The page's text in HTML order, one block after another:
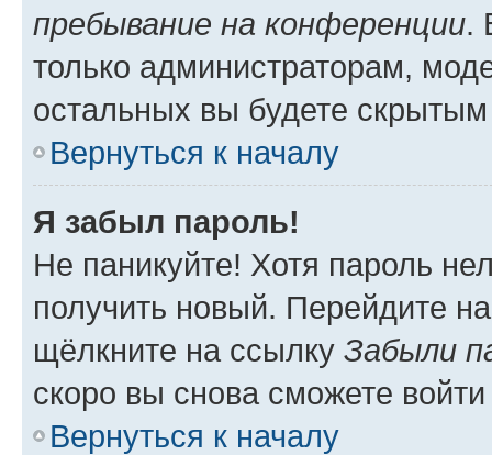
пребывание на конференции.
только администраторам,
остальных вы будете
Вернуться к началу
Я забыл пароль!
Не паникуйте! Хотя пароль
получить новый. Перейдите
щёлкните на ссылку Забыли
скоро вы снова сможете
Вернуться к началу